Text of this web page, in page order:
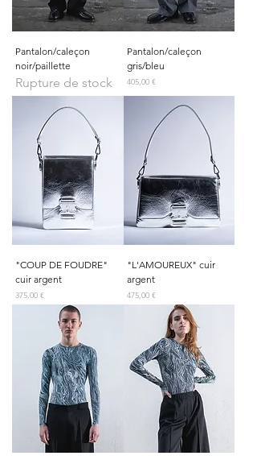
Pantalon/caleçon
noir/paillette
Rupture de stock
Pantalon/caleçon
gris/bleu
Prix
405,00 €
"COUP DE FOUDRE"
cuir argent
Prix
375,00 €
"L'AMOUREUX" cuir
argent
Prix
475,00 €